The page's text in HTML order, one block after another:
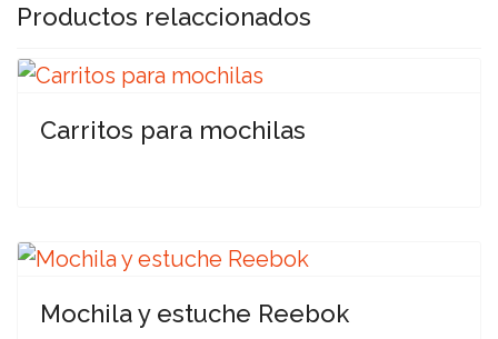
Productos relaccionados
Carritos para mochilas
Mochila y estuche Reebok